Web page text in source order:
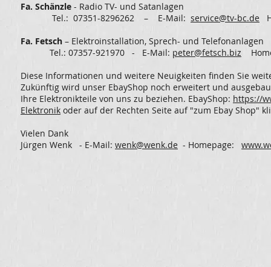
Fa. Schänzle - Radio TV- und
Tel.: 07351-8296262 – E-Mail: service@tv-bc.de
Fa. Fetsch – Elektroinstallation, Sprech-
Tel.: 07357-921970 - E-Mail: peter@fetsch.biz
Diese Informationen und weitere Neuigkeiten finden Sie
Zukünftig wird unser EbayShop noch erweitert und
Ihre Elektronikteile von uns zu beziehen. EbayShop: https://
Elektronik oder auf der Rechten Seite auf "zum Ebay Shop"
Vielen Dank
Jürgen Wenk - E-Mail: wenk@wenk.de - Homepage: